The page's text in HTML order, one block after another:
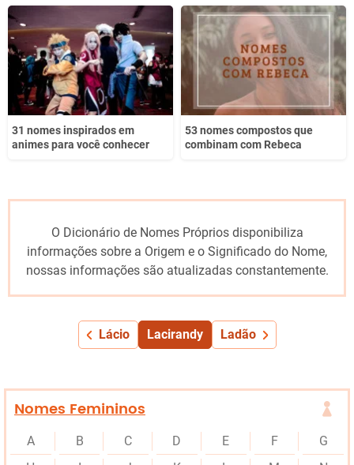
31 nomes inspirados em
animes para você conhecer
53 nomes compostos que
combinam com Rebeca
O Dicionário de Nomes Próprios disponibiliza
informações sobre a Origem e o Significado do Nome,
nossas informações são atualizadas constantemente.
Lácio Lacirandy Ladão
Nomes Femininos
A B C D E F
G